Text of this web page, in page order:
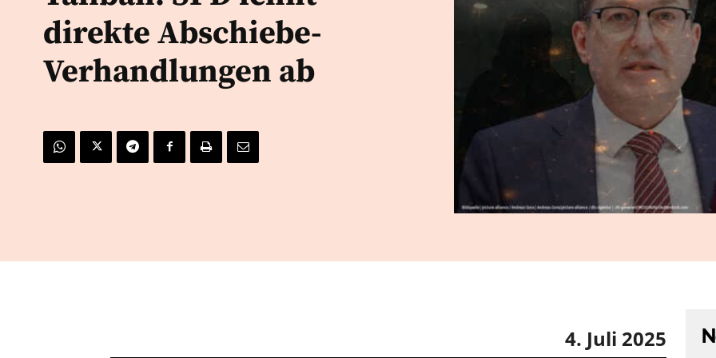
direkte Abschiebe-
Verhandlungen ab
4. Juli 2025